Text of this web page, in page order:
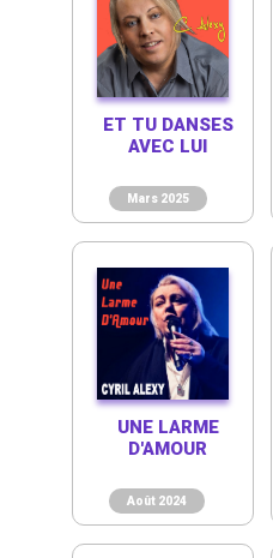
Mars 2025
ET TU DANSES
AVEC LUI
Août 2024
UNE LARME
D'AMOUR